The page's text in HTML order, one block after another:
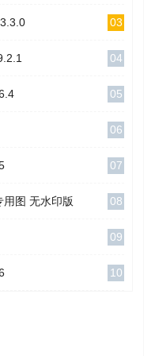
03
04
05
06
07
用图 无水印版 08
09
10